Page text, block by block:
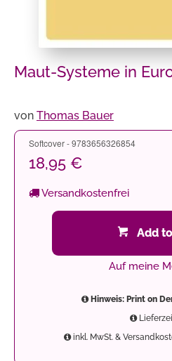
Maut-Systeme in
von Thomas Bauer
Softcover - 9783656326854
18,95 €
Versandkostenfrei
Add
Auf meine
Hinweis: Print on
inkl. MwSt. &